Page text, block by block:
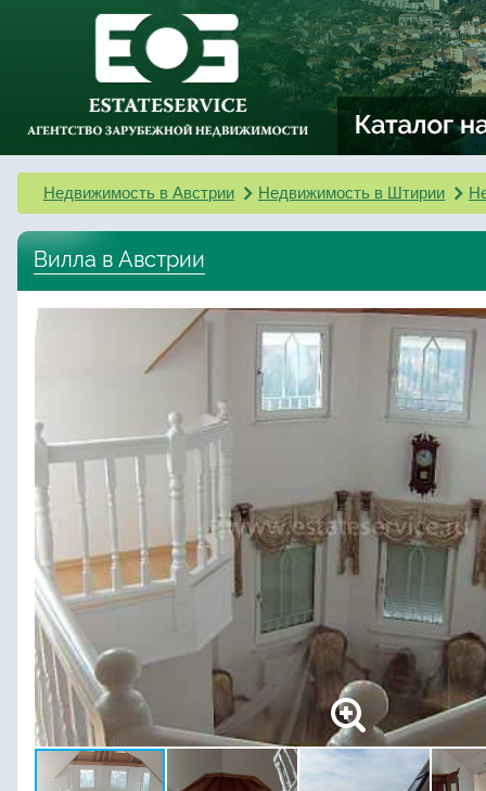
Недвижимость в Австрии Недвижимость в Штирии
Вилла в Австрии